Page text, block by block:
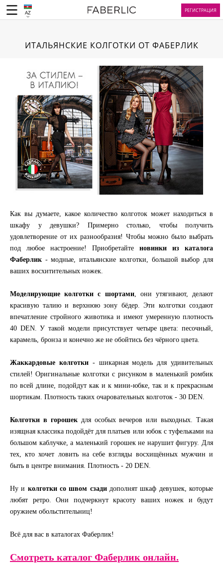
AZ РЕГИСТРАЦИЯ
ИТАЛЬЯНСКИЕ КОЛГОТКИ ОТ ФАБЕРЛИК
Как вы думаете, какое количество колготок может находиться в
шкафу у девушки? Примерно столько, чтобы получить
удовлетворение от их разнообразия! Чтобы можно было выбрать
под любое настроение! Приобретайте новинки из каталога
Фаберлик - модные, итальянские колготки, большой выбор для
ваших восхитительных ножек.
Моделирующие колготки с шортами, они утягивают, делают
красивую талию и верхнюю зону бёдер. Эти колготки создают
впечатление стройного животика и имеют умеренную плотность
40 DEN. У такой модели присутствует четыре цвета: песочный,
карамель, бронза и конечно же не обойтись без чёрного цвета.
Жаккардовые колготки- шикарная модель для удивительных
стилей! Оригинальные колготки с рисунком в маленький ромбик
по всей длине, подойдут как и к мини-юбке, так и к прекрасным
шортикам. Плотность таких очаровательных колготок - 30 DEN.
Колготки в горошекдля особых вечеров или выходных. Такая
изящная классика подойдёт для платьев или юбок с туфельками на
большом каблучке, а маленький горошек не нарушит фигуру. Для
тех, кто хочет ловить на себе взгляды восхищённых мужчин и
быть в центре внимания. Плотность - 20 DEN.
Ну и колготки со швом сзадидополнят шкаф девушек, которые
любят ретро. Они подчеркнут красоту ваших ножек и будут
оружием обольстительниц!
Всё для вас в каталогах Фаберлик!
Смотреть каталог Фаберлик онлайн.